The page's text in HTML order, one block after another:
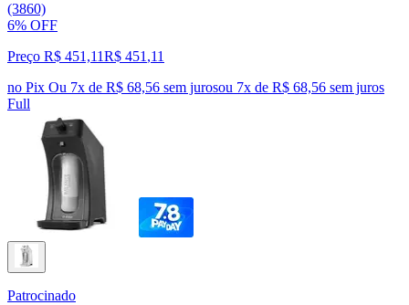
(3860)
6% OFF
Preço R$ 451,11R$ 451,11
no Pix Ou 7x de R$ 68,56 sem jurosou 7x de R$ 68,56 sem juros
Full
Patrocinado